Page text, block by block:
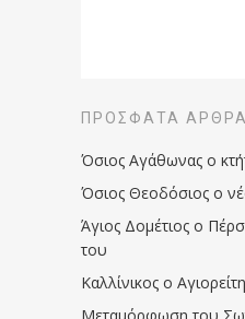
ΠΡΌΣΦΑΤΑ ΆΡΘΡΑ
Όσιος Αγάθωνας ο
Όσιος Θεοδόσιος ο
Άγιος Δομέτιος ο
του
Καλλίνικος ο